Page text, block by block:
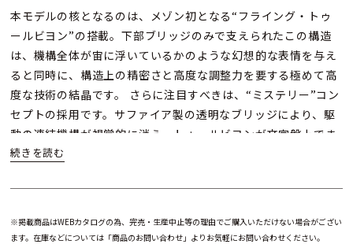
本モデルの核となるのは、メゾン初となる“フライング・トゥ
ールビヨン”の搭載。下部ブリッジのみで支えられたこの構造
は、機構全体が宙に浮いているかのような幻想的な表情を与え
ると同時に、構造上の精密さと高度な調整力を要する極めて高
度な技術の結晶です。 さらに注目すべきは、“ミステリー”コン
セプトの採用です。サファイア製の透明なブリッジにより、駆
動の連結機構が視覚的に消え、トゥールビヨンが文字盤上でま
るで浮遊しているかのように映ります。この“フライング”と“ミ
います。
モデル名に冠された「シデラル（Sidéral）」とは、恒星を基準
※掲載商品はWEBカタログの為、完売・生産中止等の理由でご購入いただけない場合がござい
ます。在庫などについては「商品のお問い合わせ」よりお気軽にお問い合わせください。